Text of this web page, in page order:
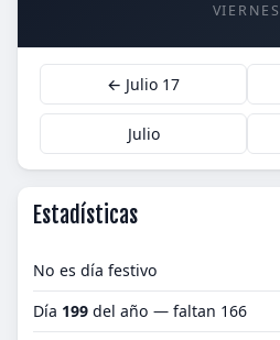
VIERNES
← Julio 17
Julio
Estadísticas
No es día festivo
Día 199 del año — faltan 166